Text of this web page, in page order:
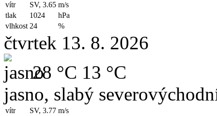
vítr SV, 3.65 m/s
tlak
1024
hPa
vlhkost 24 %
čtvrtek 13. 8. 2026
28 °C 13 °C
jasno, slabý
vítr SV, 3.77 m/s